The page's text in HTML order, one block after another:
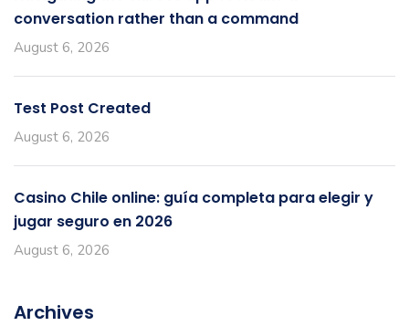
conversation rather than a command
August 6, 2026
Test Post Created
August 6, 2026
Casino Chile online: guía completa para elegir y
jugar seguro en 2026
August 6, 2026
Archives